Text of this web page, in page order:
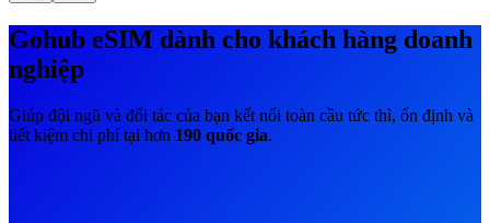
Gohub eSIM dành cho khách hàng doanh
nghiệp
Giúp đội ngũ và đối tác của bạn kết nối toàn cầu tức thì, ổn định và
tiết kiệm chi phí tại hơn 190 quốc gia.